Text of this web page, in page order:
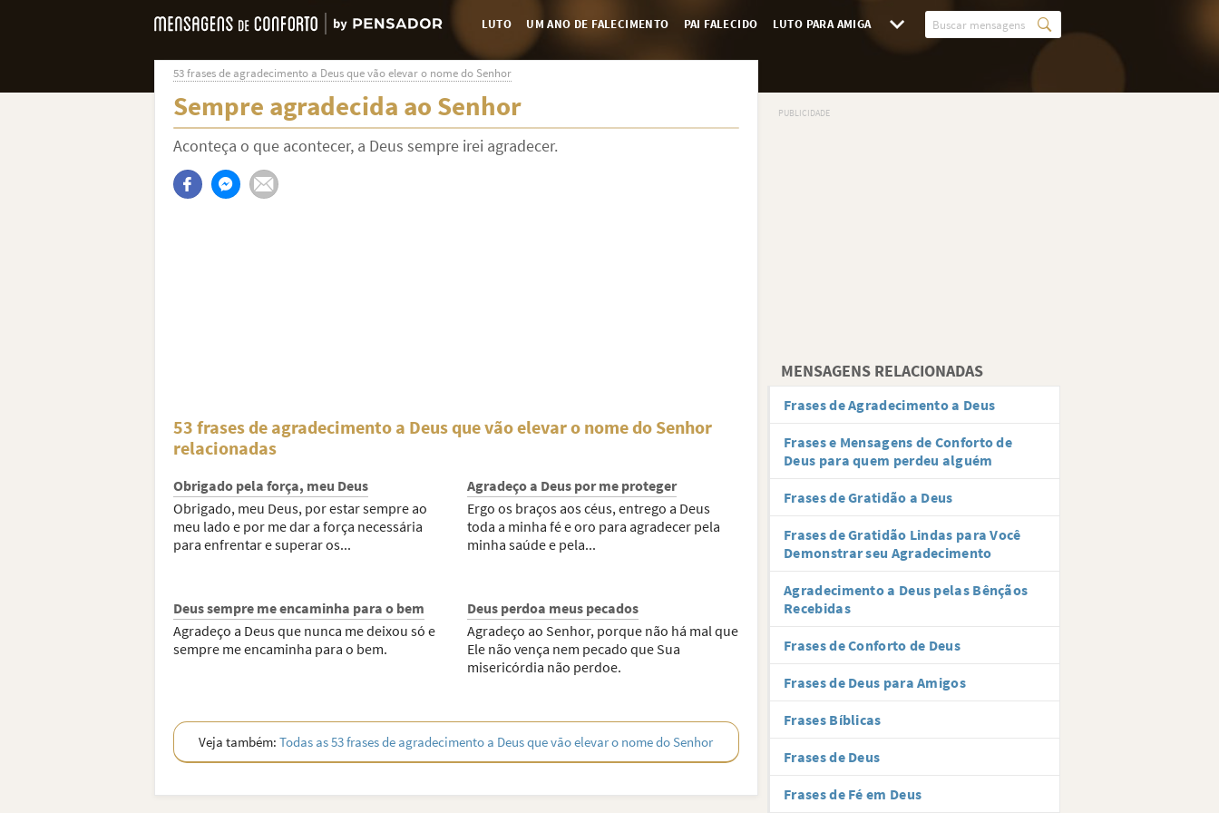
LUTO UM ANO DE FALECIMENTO PAI FALECIDO LUTO PARA AMIGA
53 frases de agradecimento a Deus que vão elevar o nome do Senhor
Sempre agradecida ao Senhor
Aconteça o que acontecer, a Deus sempre irei agradecer.
53 frases de agradecimento a Deus que vão elevar o nome do Senhor
relacionadas
Obrigado pela força, meu Deus
Obrigado, meu Deus, por estar sempre ao
meu lado e por me dar a força necessária
para enfrentar e superar os...
Agradeço a Deus por me proteger
Ergo os braços aos céus, entrego a Deus
toda a minha fé e oro para agradecer pela
minha saúde e pela...
Deus sempre me encaminha para o bem
Agradeço a Deus que nunca me deixou só e
sempre me encaminha para o bem.
Deus perdoa meus pecados
Agradeço ao Senhor, porque não há mal que
Ele não vença nem pecado que Sua
misericórdia não perdoe.
Veja também:Todas as 53 frases de agradecimento a Deus que vão elevar o nome do Senhor
MENSAGENS RELACIONADAS
Frases de Agradecimento a Deus
Frases e Mensagens de Conforto de
Deus para quem perdeu alguém
Frases de Gratidão a Deus
Frases de Gratidão Lindas para Você
Demonstrar seu Agradecimento
Agradecimento a Deus pelas Bênçãos
Recebidas
Frases de Conforto de Deus
Frases de Deus para Amigos
Frases Bíblicas
Frases de Deus
Frases de Fé em Deus